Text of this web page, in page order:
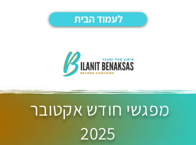
לעמוד הבית
מפגשי חודש אקטובר
2025